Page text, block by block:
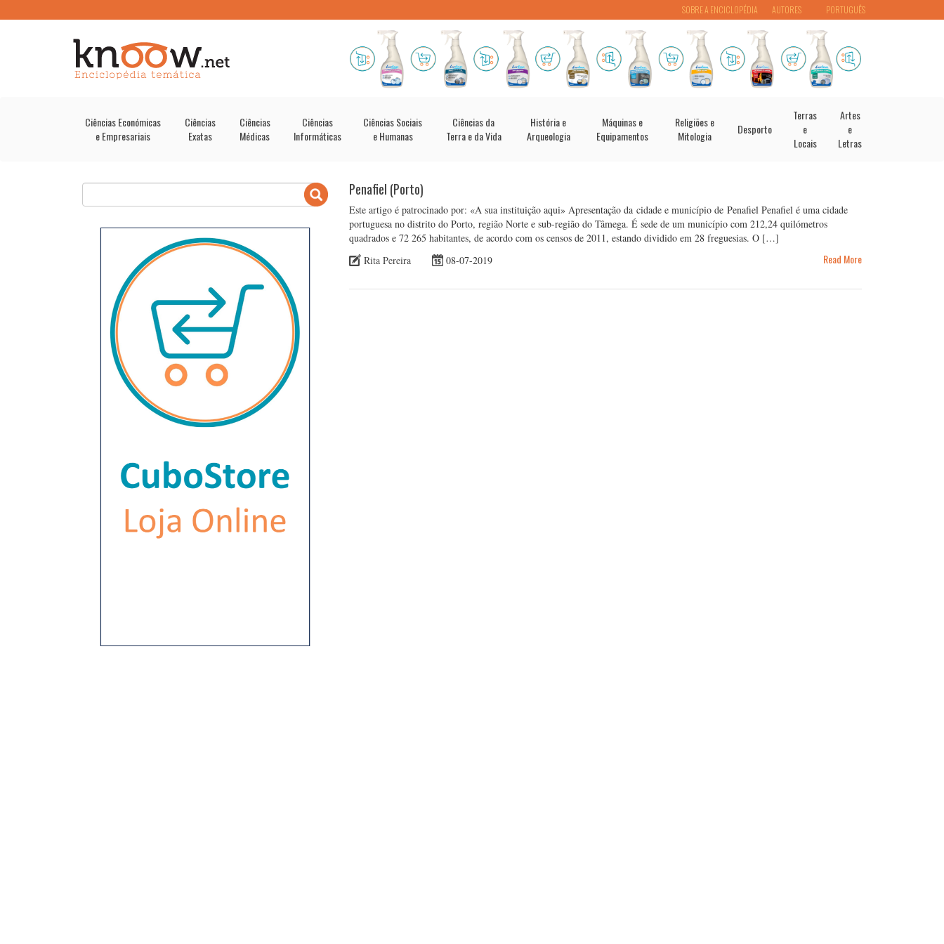
PORTUGUÊS
SOBRE A ENCICLOPÉDIA AUTORES
Ciências Económicas
e Empresariais
Ciências
Exatas
Ciências
Médicas
Ciências
Informáticas
Ciências Sociais
e Humanas
Ciências da
Terra e da Vida
História e
Arqueologia
Máquinas e
Equipamentos
Religiões e
Mitologia
Desporto
Terras
e
Locais
Artes
e
Letras
Penafiel (Porto)
Este artigo é patrocinado por: «A sua instituição aqui» Apresentação da cidade e município de Penafiel Penafiel é uma cidade
portuguesa no distrito do Porto, região Norte e sub-região do Tâmega. É sede de um município com 212,24 quilómetros
quadrados e 72 265 habitantes, de acordo com os censos de 2011, estando dividido em 28 freguesias. O […]
Rita Pereira
08-07-2019 Read More